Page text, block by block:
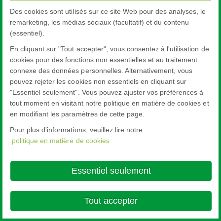
Des cookies sont utilisés sur ce site Web pour des analyses, le
remarketing, les médias sociaux (facultatif) et du contenu
(essentiel).
En cliquant sur "Tout accepter", vous consentez à l'utilisation de
cookies pour des fonctions non essentielles et au traitement
connexe des données personnelles. Alternativement, vous
pouvez rejeter les cookies non essentiels en cliquant sur
"Essentiel seulement". Vous pouvez ajuster vos préférences à
tout moment en visitant notre politique en matière de cookies et
en modifiant les paramètres de cette page.
Pour plus d'informations, veuillez lire notre
politique en matière de cookies
Essentiel seulement
Tout accepter